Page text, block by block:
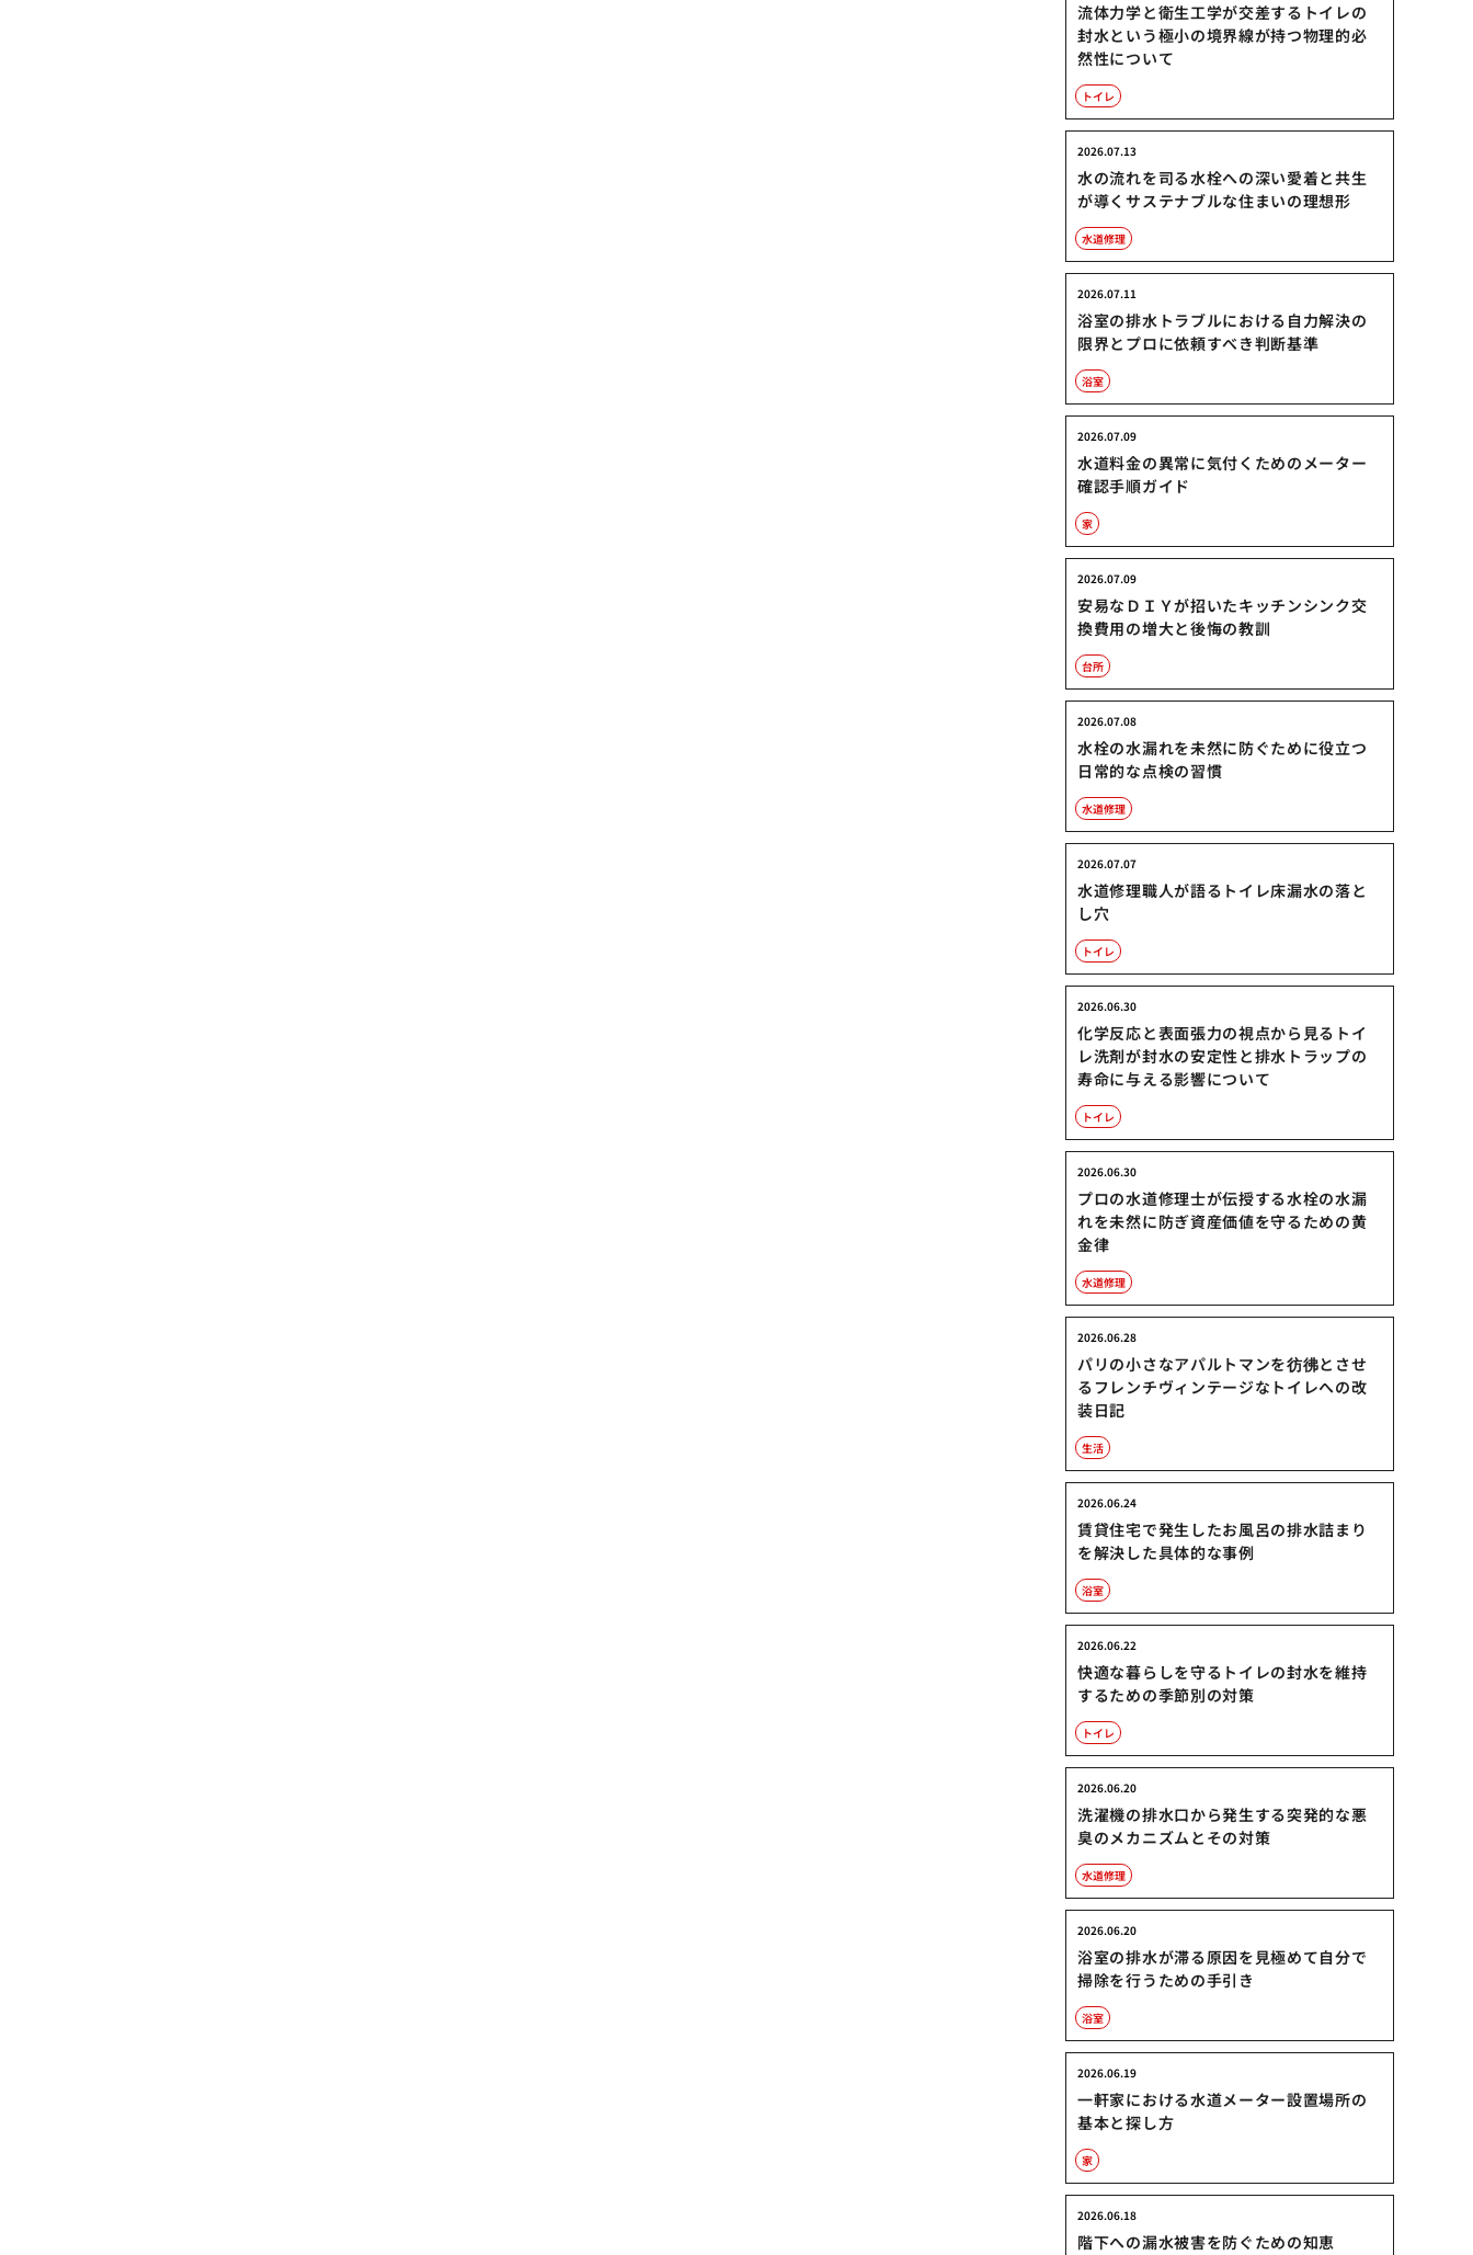
流体力学と衛生工学が交差するトイレの
封水という極小の境界線が持つ物理的必
然性について
トイレ
水の流れを司る水栓への深い愛着と共生
が導くサステナブルな住まいの理想形
2026.07.13
水道修理
浴室の排水トラブルにおける自力解決の
限界とプロに依頼すべき判断基準
2026.07.11
浴室
水道料金の異常に気付くためのメーター
確認手順ガイド
2026.07.09
家
安易なＤＩＹが招いたキッチンシンク交
換費用の増大と後悔の教訓
2026.07.09
台所
水栓の水漏れを未然に防ぐために役立つ
日常的な点検の習慣
2026.07.08
水道修理
水道修理職人が語るトイレ床漏水の落と
し穴
2026.07.07
トイレ
化学反応と表面張力の視点から見るトイ
レ洗剤が封水の安定性と排水トラップの
寿命に与える影響について
2026.06.30
トイレ
プロの水道修理士が伝授する水栓の水漏
れを未然に防ぎ資産価値を守るための黄
金律
2026.06.30
水道修理
パリの小さなアパルトマンを彷彿とさせ
るフレンチヴィンテージなトイレへの改
装日記
2026.06.28
生活
賃貸住宅で発生したお風呂の排水詰まり
を解決した具体的な事例
2026.06.24
浴室
快適な暮らしを守るトイレの封水を維持
するための季節別の対策
2026.06.22
トイレ
洗濯機の排水口から発生する突発的な悪
臭のメカニズムとその対策
2026.06.20
水道修理
浴室の排水が滞る原因を見極めて自分で
掃除を行うための手引き
2026.06.20
浴室
一軒家における水道メーター設置場所の
基本と探し方
2026.06.19
家
階下への漏水被害を防ぐための知恵
2026.06.18